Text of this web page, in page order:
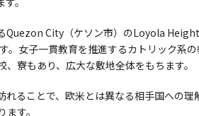
Quezon City（ケソン市）のLoyola
女子一貫教育を推進するカトリック系
寮もあり、広大な敷地全体をもちます。
ることで、欧米とは異なる相手国への
す。